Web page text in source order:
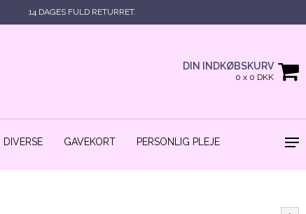
14 DAGES FULD RETURRET.
DIN INDKØBSKURV
0 x 0 DKK
DIVERSE GAVEKORT PERSONLIG PLEJE